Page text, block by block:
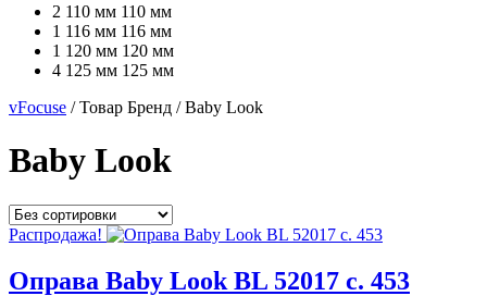
2 110 мм 110 мм
1 116 мм 116 мм
1 120 мм 120 мм
4 125 мм 125 мм
vFocuse / Товар Бренд / Baby Look
Baby Look
Распродажа!
Оправа Baby Look BL 52017 c. 453